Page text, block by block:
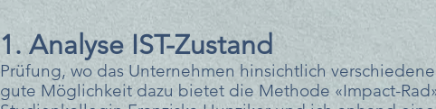
1. Analyse IST-Zustand
Prüfung, wo das Unternehmen hinsichtlich
gute Möglichkeit dazu bietet die Methode «Impact-